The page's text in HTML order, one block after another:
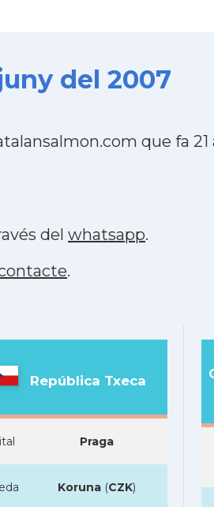
del 2007
que fa
del whatsapp.
.
República Txeca
Praga
Koruna (CZK)